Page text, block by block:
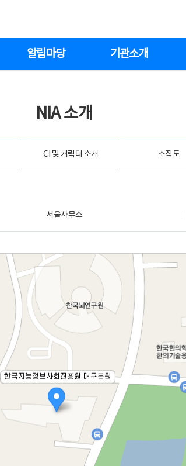
알림마당 기관소개
NIA 소개
CI 및 캐릭터 소개 조직도
서울사무소